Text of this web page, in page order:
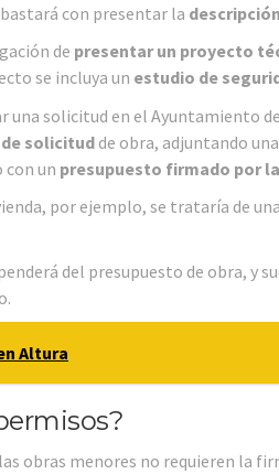
con presentar la
de presentar un proyecto
se incluya un estudio de
una solicitud en el Ayuntamiento
solicitud de obra, adjuntando una
con un presupuesto firmado por
por ejemplo, se trataría de
del presupuesto de obra, y
Altura
obras menores no requieren la